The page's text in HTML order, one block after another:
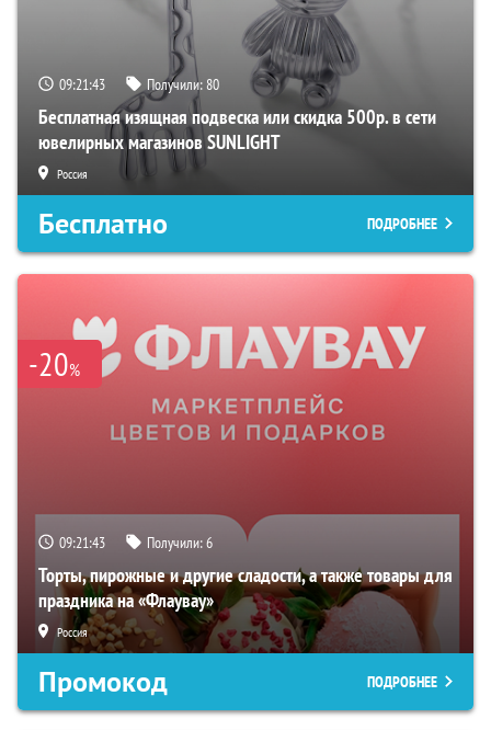
09:21:42 Получили:80
Бесплатная изящная подвеска или скидка 500р. в сети
ювелирных магазинов SUNLIGHT
Россия
Бесплатно ПОДРОБНЕЕ
-20%
09:21:42 Получили:6
Торты, пирожные и другие сладости, а также товары для
праздника на «Флаувау»
Россия
Промокод ПОДРОБНЕЕ